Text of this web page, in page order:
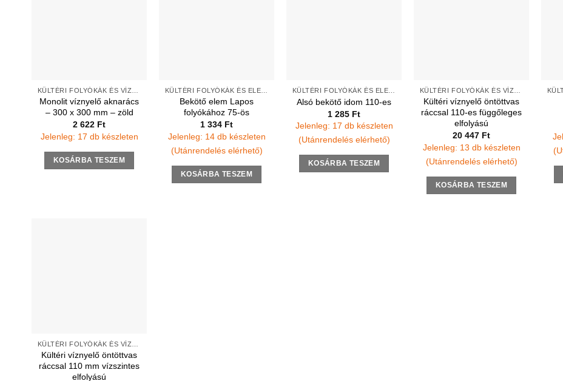
Monolit víznyelő aknarács
– 300 x 300 mm – zöld
2 622 Ft
Jelenleg: 17 db készleten
KOSÁRBA TESZEM
Bekötő elem Lapos
folyókához 75-ös
1 334 Ft
Jelenleg: 14 db készleten
(Utánrendelés elérhető)
KOSÁRBA TESZEM
Alsó bekötő idom 110-es
1 285 Ft
Jelenleg: 17 db készleten
(Utánrendelés elérhető)
KOSÁRBA TESZEM
Kültéri víznyelő öntöttvas
ráccsal 110-es függőleges
elfolyású
20 447 Ft
Jelenleg: 13 db készleten
(Utánrendelés elérhető)
KOSÁRBA TESZEM
Kültéri víznyelő öntöttvas
ráccsal 110 mm vízszintes
elfolyású